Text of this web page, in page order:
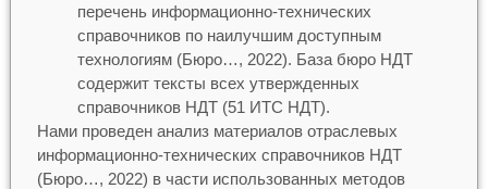
перечень информационно-технических
справочников по наилучшим доступным
технологиям (Бюро…, 2022). База бюро НДТ
содержит тексты всех утвержденных
справочников НДТ (51 ИТС НДТ).
Нами проведен анализ материалов отраслевых
информационно-технических справочников НДТ
(Бюро…, 2022) в части использованных методов